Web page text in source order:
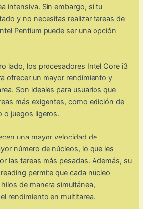
intensiva. Sin embargo, si tu
y no necesitas realizar tareas de
Pentium puede ser una opción
lado, los procesadores Intel Core i3
ofrecer un mayor rendimiento y
Son ideales para usuarios que
más exigentes, como edición de
o juegos ligeros.
una mayor velocidad de
número de núcleos, lo que les
las tareas más pesadas. Además, su
permite que cada núcleo
de manera simultánea,
rendimiento en multitarea.